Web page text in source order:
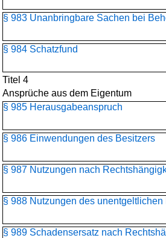
§ 983 Unanbringbare Sachen bei
§ 984 Schatzfund
Titel 4
Ansprüche aus dem Eigentum
§ 985 Herausgabeanspruch
§ 986 Einwendungen des Besitzers
§ 987 Nutzungen nach
§ 988 Nutzungen des unentgeltlichen
§ 989 Schadensersatz nach